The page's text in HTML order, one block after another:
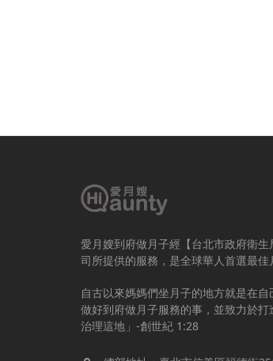
愛月嫂到府做月子經【台北市政府衛
司所提供的服務，是全球華人首選最佳
自古以來媽媽們坐月子的地方就是在
做好到府做月子服務的事，並致力於
治理這地」-創世紀 1:28